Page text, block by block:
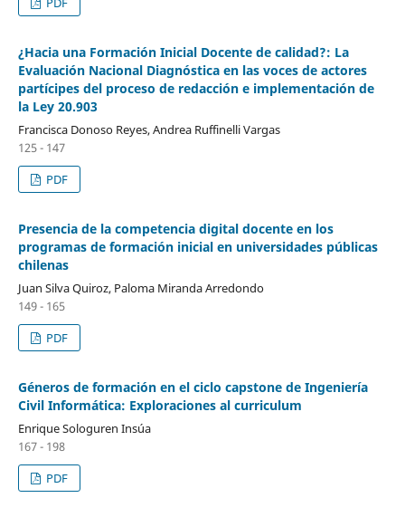
¿Hacia una Formación Inicial Docente de calidad?: La
Evaluación Nacional Diagnóstica en las voces de actores
partícipes del proceso de redacción e implementación de
la Ley 20.903
Francisca Donoso Reyes, Andrea Ruffinelli Vargas
125 - 147
PDF
Presencia de la competencia digital docente en los
programas de formación inicial en universidades públicas
chilenas
Juan Silva Quiroz, Paloma Miranda Arredondo
149 - 165
PDF
Géneros de formación en el ciclo capstone de Ingeniería
Civil Informática: Exploraciones al curriculum
Enrique Sologuren Insúa
167 - 198
PDF